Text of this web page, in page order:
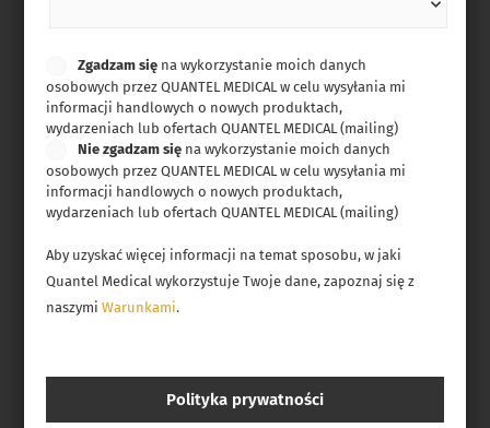
Personal
data
compliance
Zgadzam się na wykorzystanie moich danych
osobowych przez QUANTEL MEDICAL w celu wysyłania mi
informacji handlowych o nowych produktach,
wydarzeniach lub ofertach QUANTEL MEDICAL (mailing)
Nie zgadzam się na wykorzystanie moich danych
osobowych przez QUANTEL MEDICAL w celu wysyłania mi
informacji handlowych o nowych produktach,
wydarzeniach lub ofertach QUANTEL MEDICAL (mailing)
Aby uzyskać więcej informacji na temat sposobu, w jaki
Quantel Medical wykorzystuje Twoje dane, zapoznaj się z
naszymiWarunkami.
Polityka prywatności